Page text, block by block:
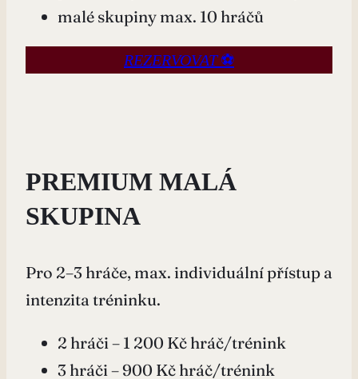
malé skupiny max. 10 hráčů
REZERVOVAT⚽
PREMIUM MALÁ
SKUPINA
Pro 2–3 hráče, max. individuální přístup a
intenzita tréninku.
2 hráči – 1 200 Kč hráč/trénink
3 hráči – 900 Kč hráč/trénink